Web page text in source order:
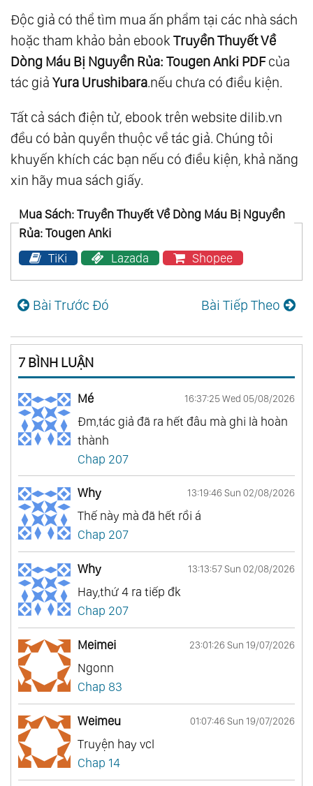
Độc giả có thể tìm mua ấn phẩm tại các nhà sách
hoặc tham khảo bản ebook Truyền Thuyết Về
Dòng Máu Bị Nguyền Rủa: Tougen Anki PDFcủa
tác giả Yura Urushibara.nếu chưa có điều kiện.
Tất cả sách điện tử, ebook trên website dilib.vn
đều có bản quyền thuộc về tác giả. Chúng tôi
khuyến khích các bạn nếu có điều kiện, khả năng
xin hãy mua sách giấy.
Mua Sách: Truyền Thuyết Về Dòng Máu Bị Nguyền
Rủa: Tougen Anki
TiKi
Lazada Shopee
Bài Trước Đó Bài Tiếp Theo
7 BÌNH LUẬN
Mé 16:37:25 Wed 05/08/2026
Đm,tác giả đã ra hết đâu mà ghi là hoàn
thành
Chap 207
Why 13:19:46 Sun 02/08/2026
Thế này mà đã hết rồi á
Chap 207
Why 13:13:57 Sun 02/08/2026
Hay,thứ 4 ra tiếp đk
Chap 207
Meimei 23:01:26 Sun 19/07/2026
Ngonn
Chap 83
Weimeu 01:07:46 Sun 19/07/2026
Truyện hay vcl
Chap 14